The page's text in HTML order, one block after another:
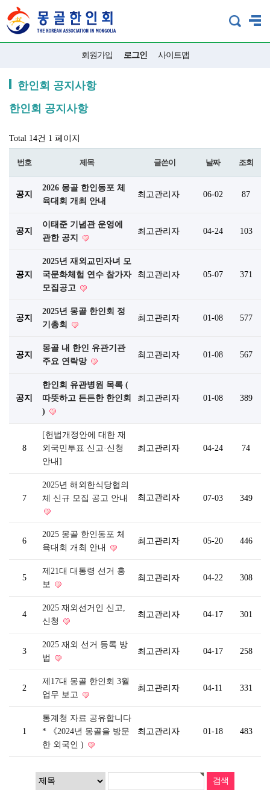
회원가입 로그인 사이트맵
한인회 공지사항
한인회 공지사항
Total 14건 1 페이지
번호 제목 글쓴이 날짜 조회
공지
2026 몽골 한인동포 체
육대회 개최 안내
최고관리자 06-02 87
공지
이태준 기념관 운영에
관한 공지
최고관리자 04-24 103
공지
2025년 재외교민자녀 모
국문화체험 연수 참가자
모집공고
최고관리자 05-07 371
공지
2025년 몽골 한인회 정
기총회
최고관리자 01-08 577
공지
몽골 내 한인 유관기관
주요 연락망
최고관리자 01-08 567
공지
한인회 유관병원 목록 (
따뜻하고 든든한 한인회
)
최고관리자 01-08 389
8
[헌법개정안에 대한 재
외국민투표 신고·신청
안내]
최고관리자 04-24 74
7
2025년 해외한식당협의
체 신규 모집 공고 안내
최고관리자 07-03 349
6
2025 몽골 한인동포 체
육대회 개최 안내
최고관리자 05-20 446
5
제21대 대통령 선거 홍
보
최고관리자 04-22 308
4
2025 재외선거인 신고,
신청
최고관리자 04-17 301
3
2025 재외 선거 등록 방
법
최고관리자 04-17 258
2
제17대 몽골 한인회 3월
업무 보고
최고관리자 04-11 331
1
통계청 자료 공유합니다
* 《2024년 몽골을 방문
한 외국인 )
최고관리자 01-18 483